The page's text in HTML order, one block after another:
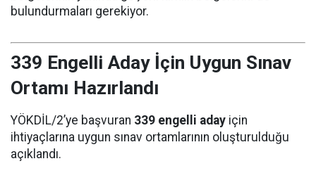
bulundurmaları gerekiyor.
339 Engelli Aday İçin Uygun Sınav
Ortamı Hazırlandı
YÖKDİL/2’ye başvuran 339 engelli aday için
ihtiyaçlarına uygun sınav ortamlarının oluşturulduğu
açıklandı.